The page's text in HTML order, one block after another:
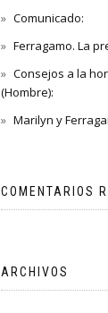
Comunicado:
Ferragamo. La
Consejos a la
(Hombre):
Marilyn y
COMENTARIOS
ARCHIVOS